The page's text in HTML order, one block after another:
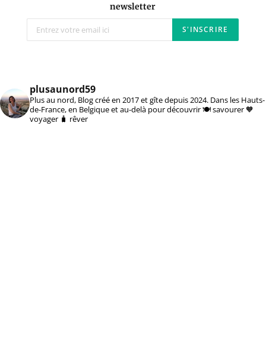
newsletter
plusaunord59
Plus au nord, Blog créé en 2017 et gîte depuis 2024. Dans les Hauts-
de-France, en Belgique et au-delà pour découvrir 🍽️ savourer 🧡
voyager 🧳 rêver